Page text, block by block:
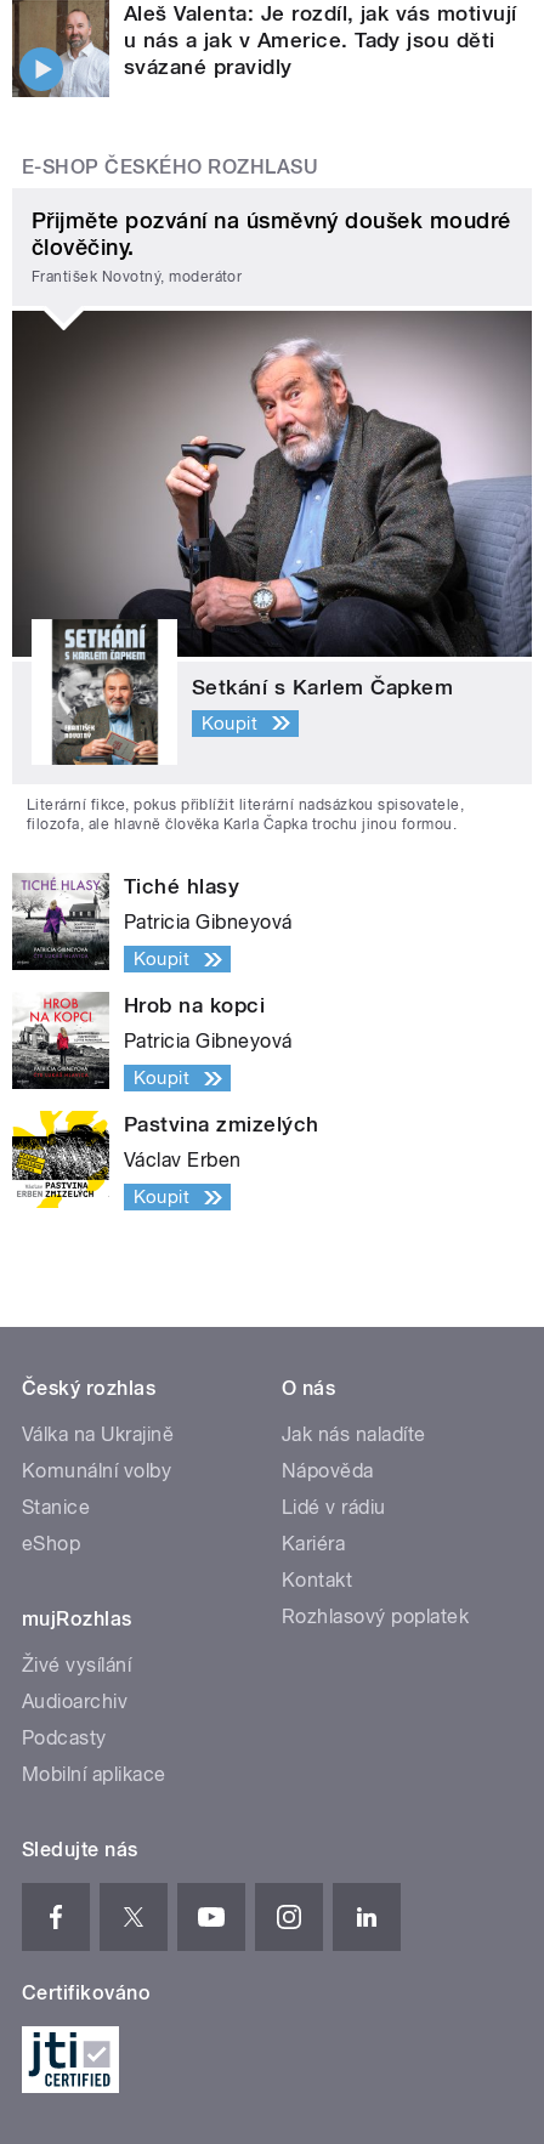
Aleš Valenta: Je rozdíl, jak vás motivují
u nás a jak v Americe. Tady jsou děti
svázané pravidly
E-SHOP ČESKÉHO ROZHLASU
Přijměte pozvání na úsměvný doušek moudré
člověčiny.
František Novotný, moderátor
Setkání s Karlem Čapkem
Koupit
Literární fikce, pokus přiblížit literární nadsázkou spisovatele,
filozofa, ale hlavně člověka Karla Čapka trochu jinou formou.
Tiché hlasy
Patricia Gibneyová
Koupit
Hrob na kopci
Patricia Gibneyová
Koupit
Pastvina zmizelých
Václav Erben
Koupit
Český rozhlas
Válka na Ukrajině
Komunální volby
Stanice
eShop
mujRozhlas
Živé vysílání
Audioarchiv
Podcasty
Mobilní aplikace
O nás
Jak nás naladíte
Nápověda
Lidé v rádiu
Kariéra
Kontakt
Rozhlasový poplatek
Sledujte nás
Certifikováno